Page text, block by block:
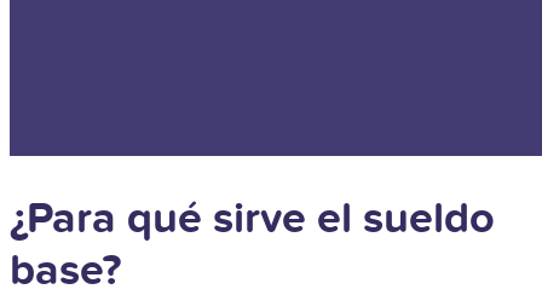
¿Para qué sirve el sueldo
base?